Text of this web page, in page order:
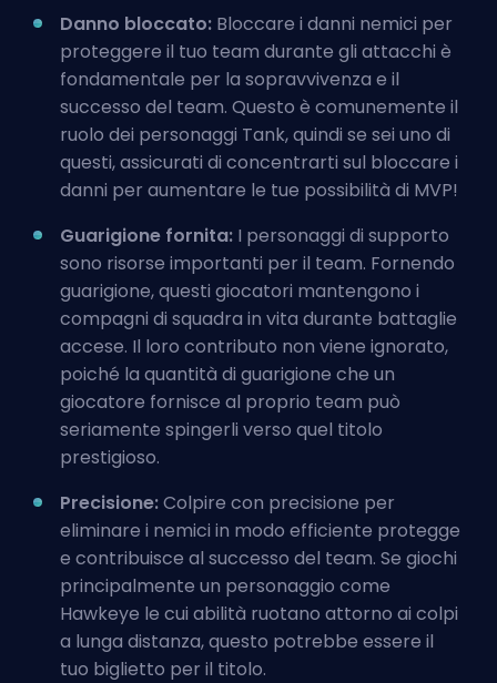
Danno bloccato: Bloccare i danni nemici per
proteggere il tuo team durante gli attacchi è
fondamentale per la sopravvivenza e il
successo del team. Questo è comunemente il
ruolo dei personaggi Tank, quindi se sei uno di
questi, assicurati di concentrarti sul bloccare i
danni per aumentare le tue possibilità di MVP!
Guarigione fornita: I personaggi di supporto
sono risorse importanti per il team. Fornendo
guarigione, questi giocatori mantengono i
compagni di squadra in vita durante battaglie
accese. Il loro contributo non viene ignorato,
poiché la quantità di guarigione che un
giocatore fornisce al proprio team può
seriamente spingerli verso quel titolo
prestigioso.
Precisione:Colpire con precisione per
eliminare i nemici in modo efficiente protegge
e contribuisce al successo del team. Se giochi
principalmente un personaggio come
Hawkeye le cui abilità ruotano attorno ai colpi
a lunga distanza, questo potrebbe essere il
tuo biglietto per il titolo.